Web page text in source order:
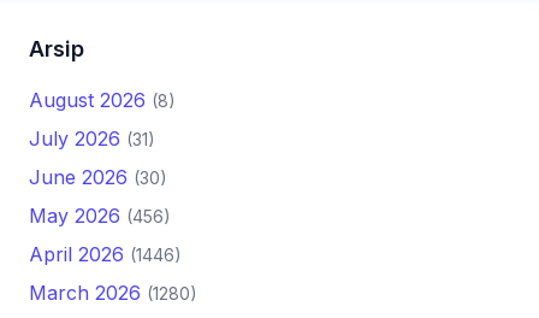
Arsip
August 2026 (8)
July 2026 (31)
June 2026 (30)
May 2026 (456)
April 2026 (1446)
March 2026 (1280)